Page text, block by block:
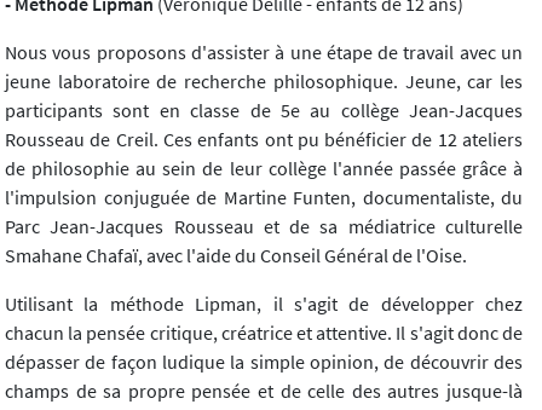
Nous vous proposons d'assister à une étape de travail avec un
jeune laboratoire de recherche philosophique. Jeune, car les
participants sont en classe de 5e au collège Jean-Jacques
Rousseau de Creil. Ces enfants ont pu bénéficier de 12 ateliers
de philosophie au sein de leur collège l'année passée grâce à
l'impulsion conjuguée de Martine Funten, documentaliste, du
Parc Jean-Jacques Rousseau et de sa médiatrice culturelle
Smahane Chafaï, avec l'aide du Conseil Général de l'Oise.
Utilisant la méthode Lipman, il s'agit de développer chez
chacun la pensée critique, créatrice et attentive. Il s'agit donc de
dépasser de façon ludique la simple opinion, de découvrir des
champs de sa propre pensée et de celle des autres jusque-là